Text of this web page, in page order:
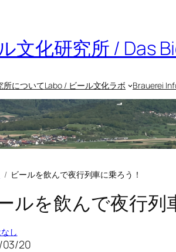
文化研究所 / Das
所についてLabo / ビール文化ラボ Brauerei
ビールを飲んで夜行列車に乗ろう！
ルを飲んで夜行列
し
03/20